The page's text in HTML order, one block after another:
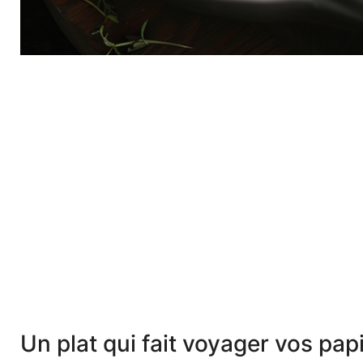
Un plat qui fait voyager vos